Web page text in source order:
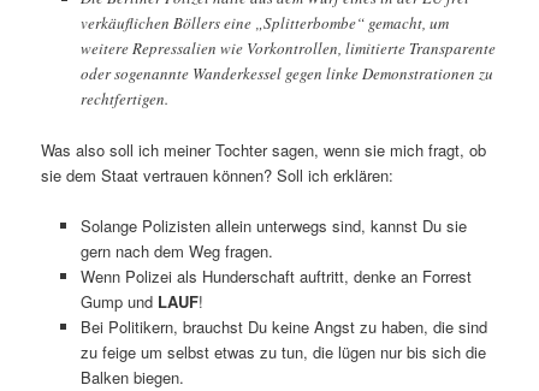
verkäuflichen Böllers eine „Splitterbombe“ gemacht, um
weitere Repressalien wie Vorkontrollen, limitierte Transparente
oder sogenannte Wanderkessel gegen linke Demonstrationen zu
rechtfertigen.
Was also soll ich meiner Tochter sagen, wenn sie mich fragt, ob
sie dem Staat vertrauen können? Soll ich erklären:
Solange Polizisten allein unterwegs sind, kannst Du sie
gern nach dem Weg fragen.
Wenn Polizei als Hunderschaft auftritt, denke an Forrest
Gump und LAUF!
Bei Politikern, brauchst Du keine Angst zu haben, die sind
zu feige um selbst etwas zu tun, die lügen nur bis sich die
Balken biegen.